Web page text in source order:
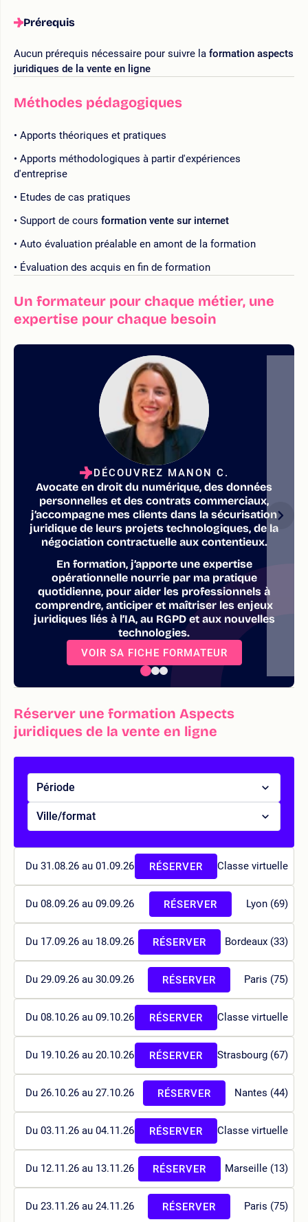
Prérequis
Aucun prérequis nécessaire pour suivre la formation aspects
juridiques de la vente en ligne
Méthodes pédagogiques
Apports théoriques et pratiques
Apports méthodologiques à partir d'expériences
d'entreprise
Etudes de cas pratiques
Support de cours formation vente sur internet
Auto évaluation préalable en amont de la formation
Évaluation des acquis en fin de formation
Un formateur pour chaque métier, une
expertise pour chaque besoin
DÉCOUVREZ MANON C.
Avocate en droit du numérique, des données
personnelles et des contrats commerciaux,
j’accompagne mes clients dans la sécurisation
juridique de leurs projets technologiques, de la
négociation contractuelle aux contentieux.
En formation, j’apporte une expertise
opérationnelle nourrie par ma pratique
quotidienne, pour aider les professionnels à
comprendre, anticiper et maîtriser les enjeux
juridiques liés à l’IA, au RGPD et aux nouvelles
technologies.
VOIR SA FICHE FORMATEUR
Réserver une formation Aspects
juridiques de la vente en ligne
Période
Ville/format
Du 31.08.26 au 01.09.26 Classe virtuelle
RÉSERVER
Du 08.09.26 au 09.09.26 Lyon (69)
RÉSERVER
Du 17.09.26 au 18.09.26 Bordeaux (33)
RÉSERVER
Du 29.09.26 au 30.09.26 Paris (75)
RÉSERVER
Du 08.10.26 au 09.10.26 Classe virtuelle
RÉSERVER
Du 19.10.26 au 20.10.26 Strasbourg (67)
RÉSERVER
Du 26.10.26 au 27.10.26 Nantes (44)
RÉSERVER
Du 03.11.26 au 04.11.26 Classe virtuelle
RÉSERVER
Du 12.11.26 au 13.11.26 Marseille (13)
RÉSERVER
Du 23.11.26 au 24.11.26 Paris (75)
RÉSERVER